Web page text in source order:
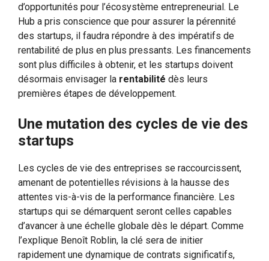
d’opportunités pour l’écosystème entrepreneurial. Le
Hub a pris conscience que pour assurer la pérennité
des startups, il faudra répondre à des impératifs de
rentabilité de plus en plus pressants. Les financements
sont plus difficiles à obtenir, et les startups doivent
désormais envisager la rentabilité dès leurs
premières étapes de développement.
Une mutation des cycles de vie des
startups
Les cycles de vie des entreprises se raccourcissent,
amenant de potentielles révisions à la hausse des
attentes vis-à-vis de la performance financière. Les
startups qui se démarquent seront celles capables
d’avancer à une échelle globale dès le départ. Comme
l’explique Benoît Roblin, la clé sera de initier
rapidement une dynamique de contrats significatifs,